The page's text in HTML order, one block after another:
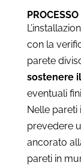
con la
parete
sostenere
eventuali
Nelle pareti
prevedere
ancorato
pareti in